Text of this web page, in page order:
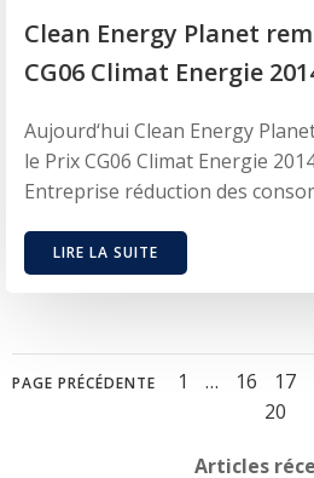
Clean Energy Planet
CG06 Climat Energie
Aujourd‘hui Clean Energy
le Prix CG06 Climat Energie
Entreprise réduction des
LIRE LA SUITE
Posts
navigation
PAGE PRÉCÉDENTE
Posts
Page
1 … Page
16 17
20
Articles